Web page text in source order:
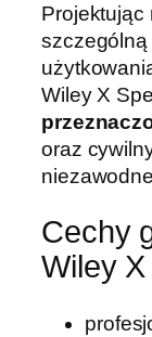
e
y
X
S
p
e
a
S
P
szczególną
Wiley X
oraz
Cechy
Wiley